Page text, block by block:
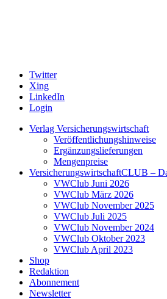
Twitter
Xing
LinkedIn
Login
Verlag Versicherungswirtschaft
Veröffentlichungshinweise
Ergänzungslieferungen
Mengenpreise
VersicherungswirtschaftCLUB –
VWClub Juni 2026
VWClub März 2026
VWClub November 2025
VWClub Juli 2025
VWClub November 2024
VWClub Oktober 2023
VWClub April 2023
Shop
Redaktion
Abonnement
Newsletter